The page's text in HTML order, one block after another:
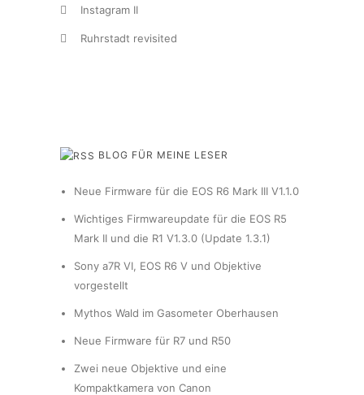
Instagram II
Ruhrstadt revisited
BLOG FÜR MEINE LESER
Neue Firmware für die EOS R6 Mark III V1.1.0
Wichtiges Firmwareupdate für die EOS R5
Mark II und die R1 V1.3.0 (Update 1.3.1)
Sony a7R VI, EOS R6 V und Objektive
vorgestellt
Mythos Wald im Gasometer Oberhausen
Neue Firmware für R7 und R50
Zwei neue Objektive und eine
Kompaktkamera von Canon